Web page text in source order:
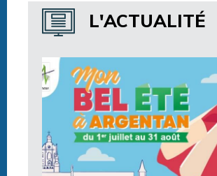
L'ACTUALITÉ